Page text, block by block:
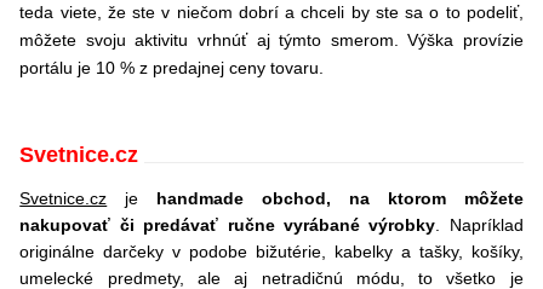
teda viete, že ste v niečom dobrí a chceli by ste sa o to podeliť,
môžete svoju aktivitu vrhnúť aj týmto smerom. Výška provízie
portálu je 10 % z predajnej ceny tovaru.
Svetnice.cz
Svetnice.cz je handmade obchod, na ktorom môžete
nakupovať či predávať ručne vyrábané výrobky . Napríklad
originálne darčeky v podobe bižutérie, kabelky a tašky, košíky,
umelecké predmety, ale aj netradičnú módu, to všetko je